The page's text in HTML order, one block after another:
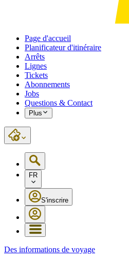
Page d'accueil
Planificateur d'itinéraire
Arrêts
Lignes
Tickets
Abonnements
Jobs
Questions & Contact
Plus
FR
S'inscrire
Des informations de voyage